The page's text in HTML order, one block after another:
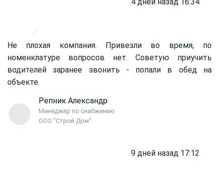
Не плохая компания. Привезли во время, по
номенклатуре вопросов нет. Советую приучить
водителей заранее звонить - попали в обед на
объекте.
Репник Александр
Менеджер по снабжению
ООО "Строй Дом"
9 дней назад 17:12